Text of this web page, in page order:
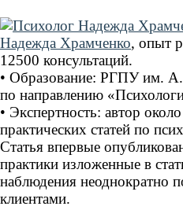
Надежда Храмченко, опыт
12500 консультаций.
• Образование: РГПУ им.
по направлению
• Экспертность: автор
практических статей по
Статья впервые
практики изложенные в
наблюдения неоднократно
клиентами.